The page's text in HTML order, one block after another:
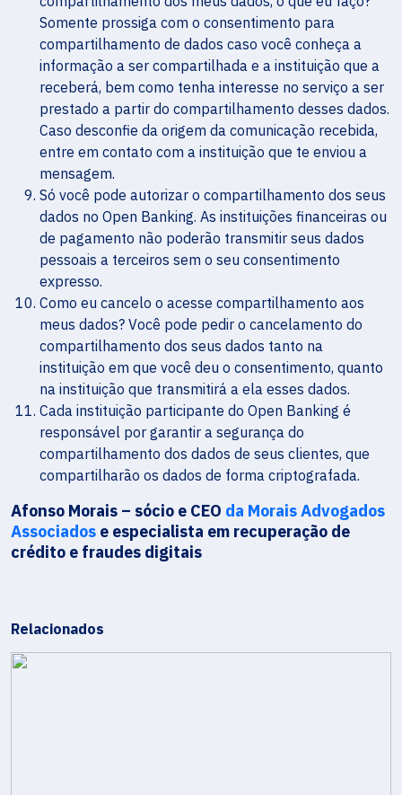
Somente prossiga com o consentimento para
compartilhamento de dados caso você conheça a
informação a ser compartilhada e a instituição que a
receberá, bem como tenha interesse no serviço a ser
prestado a partir do compartilhamento desses dados.
Caso desconfie da origem da comunicação recebida,
entre em contato com a instituição que te enviou a
mensagem.
Só você pode autorizar o compartilhamento dos seus
dados no Open Banking. As instituições financeiras ou
de pagamento não poderão transmitir seus dados
pessoais a terceiros sem o seu consentimento
expresso.
Como eu cancelo o acesse compartilhamento aos
meus dados? Você pode pedir o cancelamento do
compartilhamento dos seus dados tanto na
instituição em que você deu o consentimento, quanto
na instituição que transmitirá a ela esses dados.
Cada instituição participante do Open Banking é
responsável por garantir a segurança do
compartilhamento dos dados de seus clientes, que
compartilharão os dados de forma criptografada.
Afonso Morais – sócio e CEO da Morais Advogados
Associados e especialista em recuperação de
crédito e fraudes digitais
Relacionados